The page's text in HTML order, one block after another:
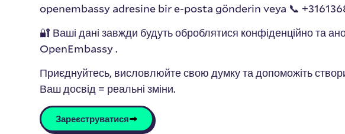
openembassy adresine bir e-posta gönderin veya 📞
🔐 Ваші дані завжди будуть оброблятися конфіденційно та
OpenEmbassy .
Приєднуйтесь, висловлюйте свою думку та допоможіть
Ваш досвід = реальні зміни.
Зареєструватися